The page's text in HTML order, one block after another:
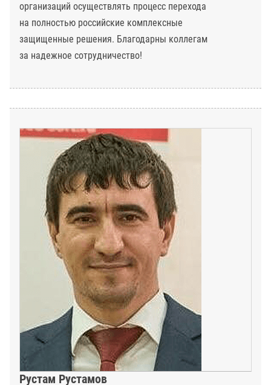
организаций осуществлять процесс перехода
на полностью российские комплексные
защищенные решения. Благодарны коллегам
за надежное сотрудничество!
Рустам Рустамов